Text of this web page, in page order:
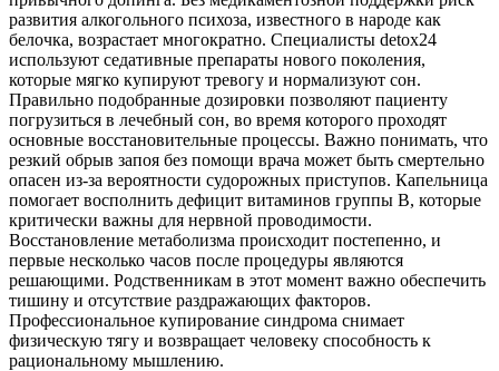
развития алкогольного психоза, известного в народе как
белочка, возрастает многократно. Специалисты detox24
используют седативные препараты нового поколения,
которые мягко купируют тревогу и нормализуют сон.
Правильно подобранные дозировки позволяют пациенту
погрузиться в лечебный сон, во время которого проходят
основные восстановительные процессы. Важно понимать, что
резкий обрыв запоя без помощи врача может быть смертельно
опасен из-за вероятности судорожных приступов. Капельница
помогает восполнить дефицит витаминов группы B, которые
критически важны для нервной проводимости.
Восстановление метаболизма происходит постепенно, и
первые несколько часов после процедуры являются
решающими. Родственникам в этот момент важно обеспечить
тишину и отсутствие раздражающих факторов.
Профессиональное купирование синдрома снимает
физическую тягу и возвращает человеку способность к
рациональному мышлению.